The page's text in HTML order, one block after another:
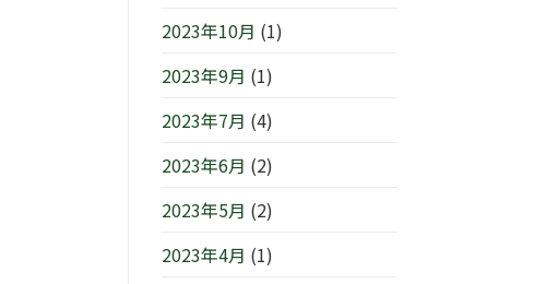
2023年10月 (1)
2023年9月 (1)
2023年7月 (4)
2023年6月 (2)
2023年5月 (2)
2023年4月 (1)